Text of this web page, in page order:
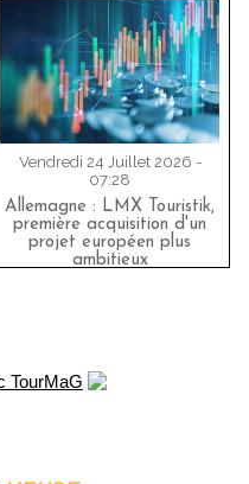
Vendredi 24 Juillet 2026 -
07:28
Allemagne : LMX Touristik,
première acquisition d'un
projet européen plus
ambitieux